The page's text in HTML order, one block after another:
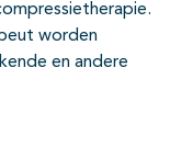
worden
en andere